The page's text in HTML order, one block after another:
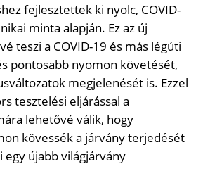
fejlesztettek ki nyolc, COVID-
minta alapján. Ez az új
teszi a COVID-19 és más légúti
pontosabb nyomon követését,
megjelenését is. Ezzel
tesztelési eljárással a
lehetővé válik, hogy
kövessék a járvány terjedését
egy újabb világjárvány